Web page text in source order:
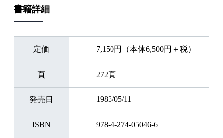
書籍詳細
定価 7,150円（本体6,500円＋税）
頁 272頁
発売日 1983/05/11
ISBN 978-4-274-05046-6